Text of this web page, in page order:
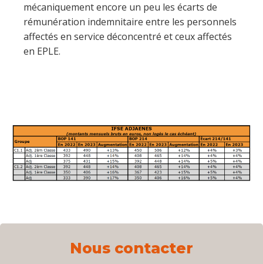
mécaniquement encore un peu les écarts de
rémunération indemnitaire entre les personnels
affectés en service déconcentré et ceux affectés
en EPLE.
Nous contacter